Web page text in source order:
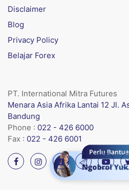
Disclaimer
Blog
Privacy Policy
Belajar Forex
PT. International Mitra Futures
Menara Asia Afrika Lantai 12 Jl.
Bandung
Phone : 022 - 426 6000
Fax : 022 - 426 6001